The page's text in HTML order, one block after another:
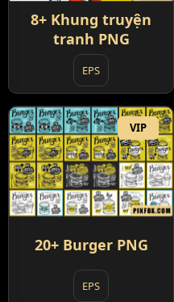
8+ Khung truyện
tranh PNG
EPS
VIP
20+ Burger PNG
EPS